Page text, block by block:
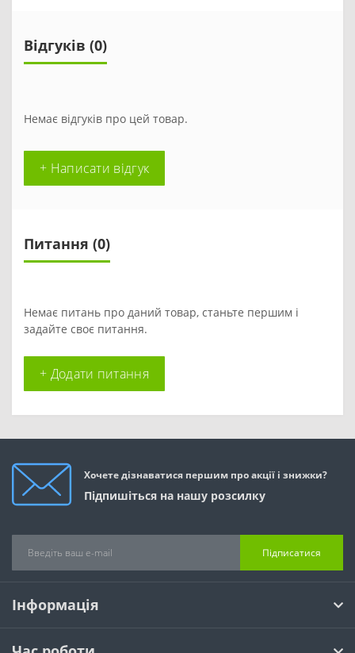
Відгуків (0)
Немає відгуків про цей товар.
+ Написати відгук
Питання (0)
Немає питань про даний товар, станьте першим і
задайте своє питання.
+ Додати питання
Хочете дізнаватися першим про акції і знижки?
Підпишіться на нашу розсилку
Підписатися
Інформація